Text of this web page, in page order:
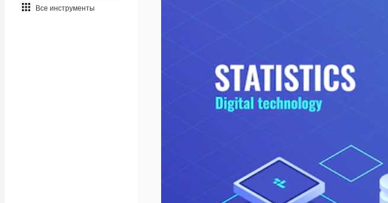
Все инструменты